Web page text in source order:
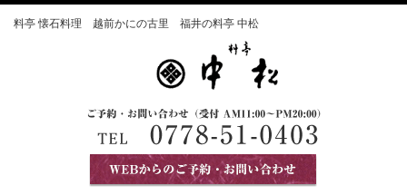
料亭 懐石料理 越前かにの古里 福井の料亭 中松